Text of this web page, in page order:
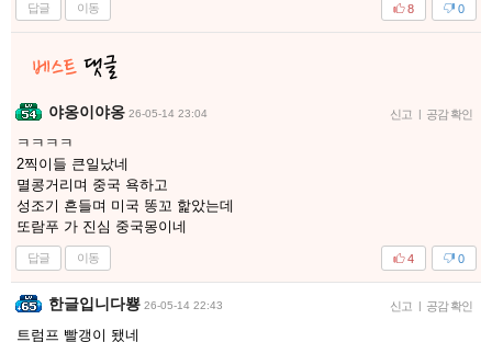
답글 이동 0
8
야옹이야옹 26-05-14 23:04 신고 | 공감 확인
ㅋㅋㅋㅋ
2찍이들 큰일났네
멸콩거리며 중국 욕하고
성조기 흔들며 미국 똥꼬 핥았는데
또람푸 가 진심 중국몽이네
답글 이동 0
4
한글입니다뿅 26-05-14 22:43 신고 | 공감 확인
트럼프 빨갱이 됐네